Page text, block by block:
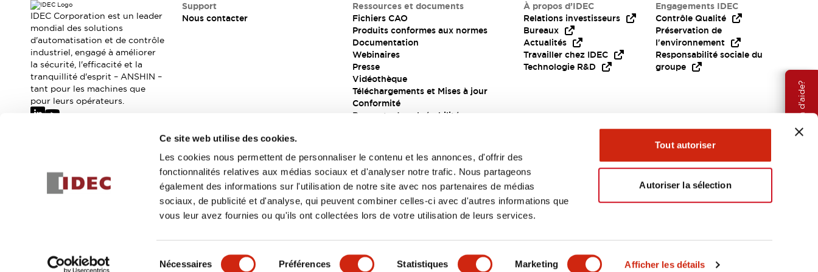
Ce site web utilise des cookies.
Les cookies nous permettent de personnaliser le contenu et les annonces, d'offrir des
fonctionnalités relatives aux médias sociaux et d'analyser notre trafic. Nous partageons
également des informations sur l'utilisation de notre site avec nos partenaires de médias
sociaux, de publicité et d'analyse, qui peuvent combiner celles-ci avec d'autres informations que
vous leur avez fournies ou qu'ils ont collectées lors de votre utilisation de leurs services.
Nécessaires Préférences Statistiques Marketing Afficher les détails
Tout autoriser
Autoriser la sélection
Où acheter
Distributeurs en ligne
Besoin d'aide?
DÉTAILS DU PRODUIT CARACTÉRISTIQUES CLÉS SPÉCIFICATIONS DOCUMENTS ET FICHIERS
IDEC Corporation est un leader
mondial des solutions
d'automatisation et de contrôle
industriel, engagé à améliorer
la sécurité, l'efficacité et la
tranquillité d'esprit – ANSHIN –
tant pour les machines que
pour leurs opérateurs.
Support
Nous contacter
Ressources et documents
Fichiers CAO
Produits conformes aux normes
Documentation
Webinaires
Presse
Vidéothèque
Téléchargements et Mises à jour
Conformité
Rapports de vulnérabilité
À propos d’IDEC
Relations investisseurs
Bureaux
Actualités
Travailler chez IDEC
Technologie R&D
Engagements IDEC
Contrôle Qualité
Préservation de
l'environnement
Responsabilité sociale du
groupe
Inscrivez-vous
Politique de confidentialitéConditions générales EMEA